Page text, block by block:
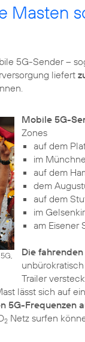
Masten
5G-Sender –
liefert
Mobile 5G-
Zones
auf dem
im
auf dem
dem
auf dem
im
am Eisener
Die
Trailer
lässt sich auf
5G-Frequenzen
2 Netz surfen